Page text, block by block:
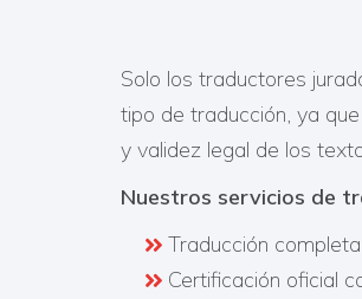
Solo los traductores
tipo de traducción, ya
y validez legal de los
Nuestros servicios de
Traducción
Certificación oficial